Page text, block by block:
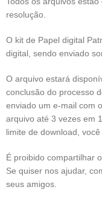
resolução.
O kit de Papel digital
digital, sendo enviado
O arquivo estará
conclusão do processo
enviado um e-mail com
arquivo até 3 vezes em
limite de download,
É proibido compartilhar
Se quiser nos ajudar,
seus amigos.